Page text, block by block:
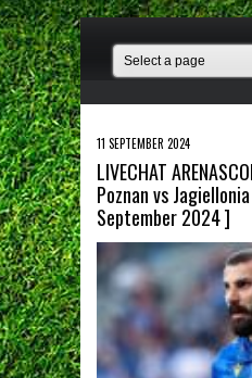
11 SEPTEMBER 2024
LIVECHAT
Poznan vs
September 2024 ]